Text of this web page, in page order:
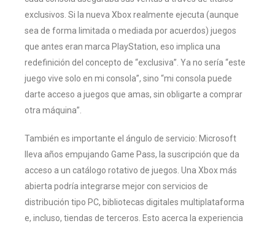
exclusivos. Si la nueva Xbox realmente ejecuta (aunque
sea de forma limitada o mediada por acuerdos) juegos
que antes eran marca PlayStation, eso implica una
redefinición del concepto de “exclusiva”. Ya no sería “este
juego vive solo en mi consola”, sino “mi consola puede
darte acceso a juegos que amas, sin obligarte a comprar
otra máquina”.
También es importante el ángulo de servicio: Microsoft
lleva años empujando Game Pass, la suscripción que da
acceso a un catálogo rotativo de juegos. Una Xbox más
abierta podría integrarse mejor con servicios de
distribución tipo PC, bibliotecas digitales multiplataforma
e, incluso, tiendas de terceros. Esto acerca la experiencia